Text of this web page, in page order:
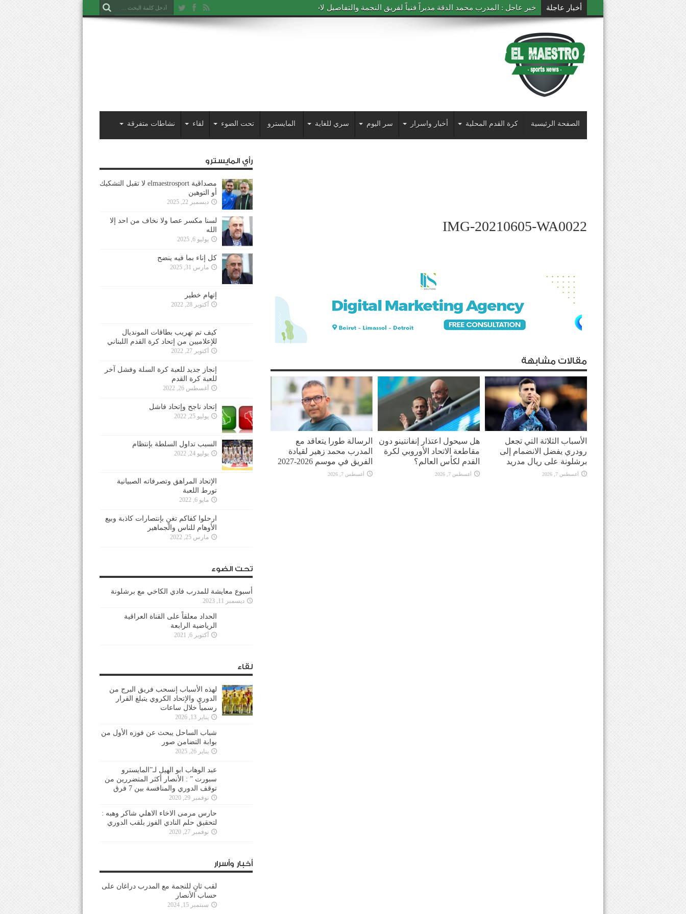
أخبار عاجلة خبر عاجل : المدرب محمد الدقة مديراً فنياً لفريق النجمة والتفاصيل لاحقاً
الصفحة الرئيسية كرة القدم المحلية أخبار واسرار سر اليوم سري للغاية المايسترو تحت الضوء لقاء نشاطات متفرقة
IMG-20210605-WA0022
مقالات مشابهة
الأسباب الثلاثة التي تجعل
رودري يفضل الانضمام إلى
برشلونة على ريال مدريد
أغسطس 7, 2026
هل سيحول اعتذار إنفانتينو دون
مقاطعة الاتحاد الأوروبي لكرة
القدم لكأس العالم؟
أغسطس 7, 2026
الرسالة طورا يتعاقد مع
المدرب محمد زهير لقيادة
الفريق في موسم 2026-2027
أغسطس 7, 2026
رأي المايسترو
مصداقية elmaestrosport لا تقبل التشكيك
أو التوهين
ديسمبر 22, 2025
لسنا مكسر عصا ولا نخاف من احد إلا
الله
يوليو 6, 2025
كل إناء بما فيه ينضح
مارس 31, 2025
إتهام خطير
أكتوبر 28, 2022
كيف تم تهريب بطاقات المونديال
للإعلاميين من إتحاد كرة القدم اللبناني
أكتوبر 27, 2022
إنجاز جديد للعبة كرة السلة وفشل آخر
للعبة كرة القدم
أغسطس 26, 2022
إتحاد ناجح وإتحاد فاشل
يوليو 25, 2022
السبب تداول السلطة بإنتظام
يوليو 24, 2022
الإتحاد المراهق وتصرفاته الصبيانية
تورط اللعبة
مايو 6, 2022
ارحلوا كفاكم تغنٍ بإنتصارات كاذبة وبيع
الأوهام للناس والجماهير
مارس 25, 2022
تحت الضوء
أسبوع معايشة للمدرب فادي الكاخي مع برشلونة
ديسمبر 11, 2023
الحداد معلقاً على القناة العراقية
الرياضية الرابعة
أكتوبر 6, 2021
لقاء
لهذه الأسباب إنسحب فريق البرج من
الدوري والإتحاد الكروي يتبلغ القرار
رسمياً خلال ساعات
يناير 13, 2026
شباب الساحل يبحث عن فوزه الأول من
بوابة التضامن صور
يناير 26, 2025
عبد الوهاب ابو الهيل لـ”المايسترو
سبورت ” : الأنصار أكثر المتضررين من
توقف الدوري والمنافسة بين 7 فرق
نوفمبر 29, 2020
حارس مرمى الاخاء الاهلي شاكر وهبه :
لتحقيق حلم النادي الفوز بلقب الدوري
نوفمبر 27, 2020
أخبار وأسرار
لقب ثانٍ للنجمة مع المدرب دراغان على
حساب الأنصار
سبتمبر 15, 2024